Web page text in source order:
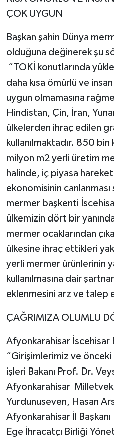
ÇOK UYGUN
Başkan şahin Dünya
olduğuna değinerek şu
“TOKİ konutlarında
daha kısa ömürlü ve insan
uygun olmamasına
Hindistan, Çin, İran,
ülkelerden ihraç edilen
kullanılmaktadır. 850
milyon m2 yerli üretim
halinde, iç piyasa
ekonomisinin
mermer başkenti
ülkemizin dört bir
mermer ocaklarından
ülkesine ihraç ettikleri
yerli mermer ürünlerinin
kullanılmasına dair
eklenmesini arz ve talep
ÇAĞRIMIZA OLUMLU
Afyonkarahisar İscehisar
“Girişimlerimiz ve
işleri Bakanı Prof. Dr.
Afyonkarahisar
Yurdunuseven, Hasan
Afyonkarahisar İl
Ege İhracatçı Birliği